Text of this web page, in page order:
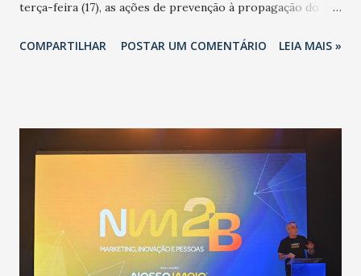
terça-feira (17), as ações de prevenção à propagação do
adotadas pelo Governo do Estado na contenção da
população suspeita e de cuidados com os ambientes
públicos e domiciliares. “Nós não estamos vivendo uma
epidemia comum, como temos em todos os anos, com
aumento de casos de dengue, influenza ou H1N1. Trata-se
de uma epidemia com um vírus diferente, com um poder de
contaminação maior que outros coronavírus”, apontou o
COMPARTILHAR POSTAR UM COMENTÁRIO LEIA MAIS »